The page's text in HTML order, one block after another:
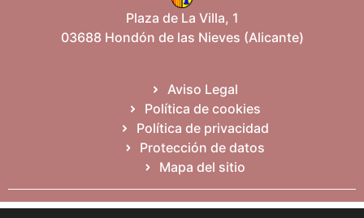
Plaza de La Villa, 1
03688 Hondón de las Nieves (Alicante)
Aviso Legal
Política de cookies
Política de privacidad
Protección de datos
Mapa del sitio